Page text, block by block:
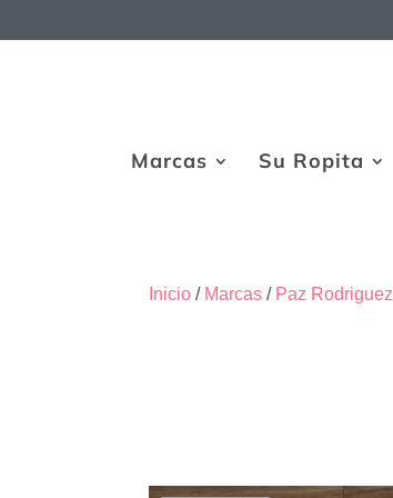
Marcas Su Ropita
Inicio / Marcas / Paz Rodriguez